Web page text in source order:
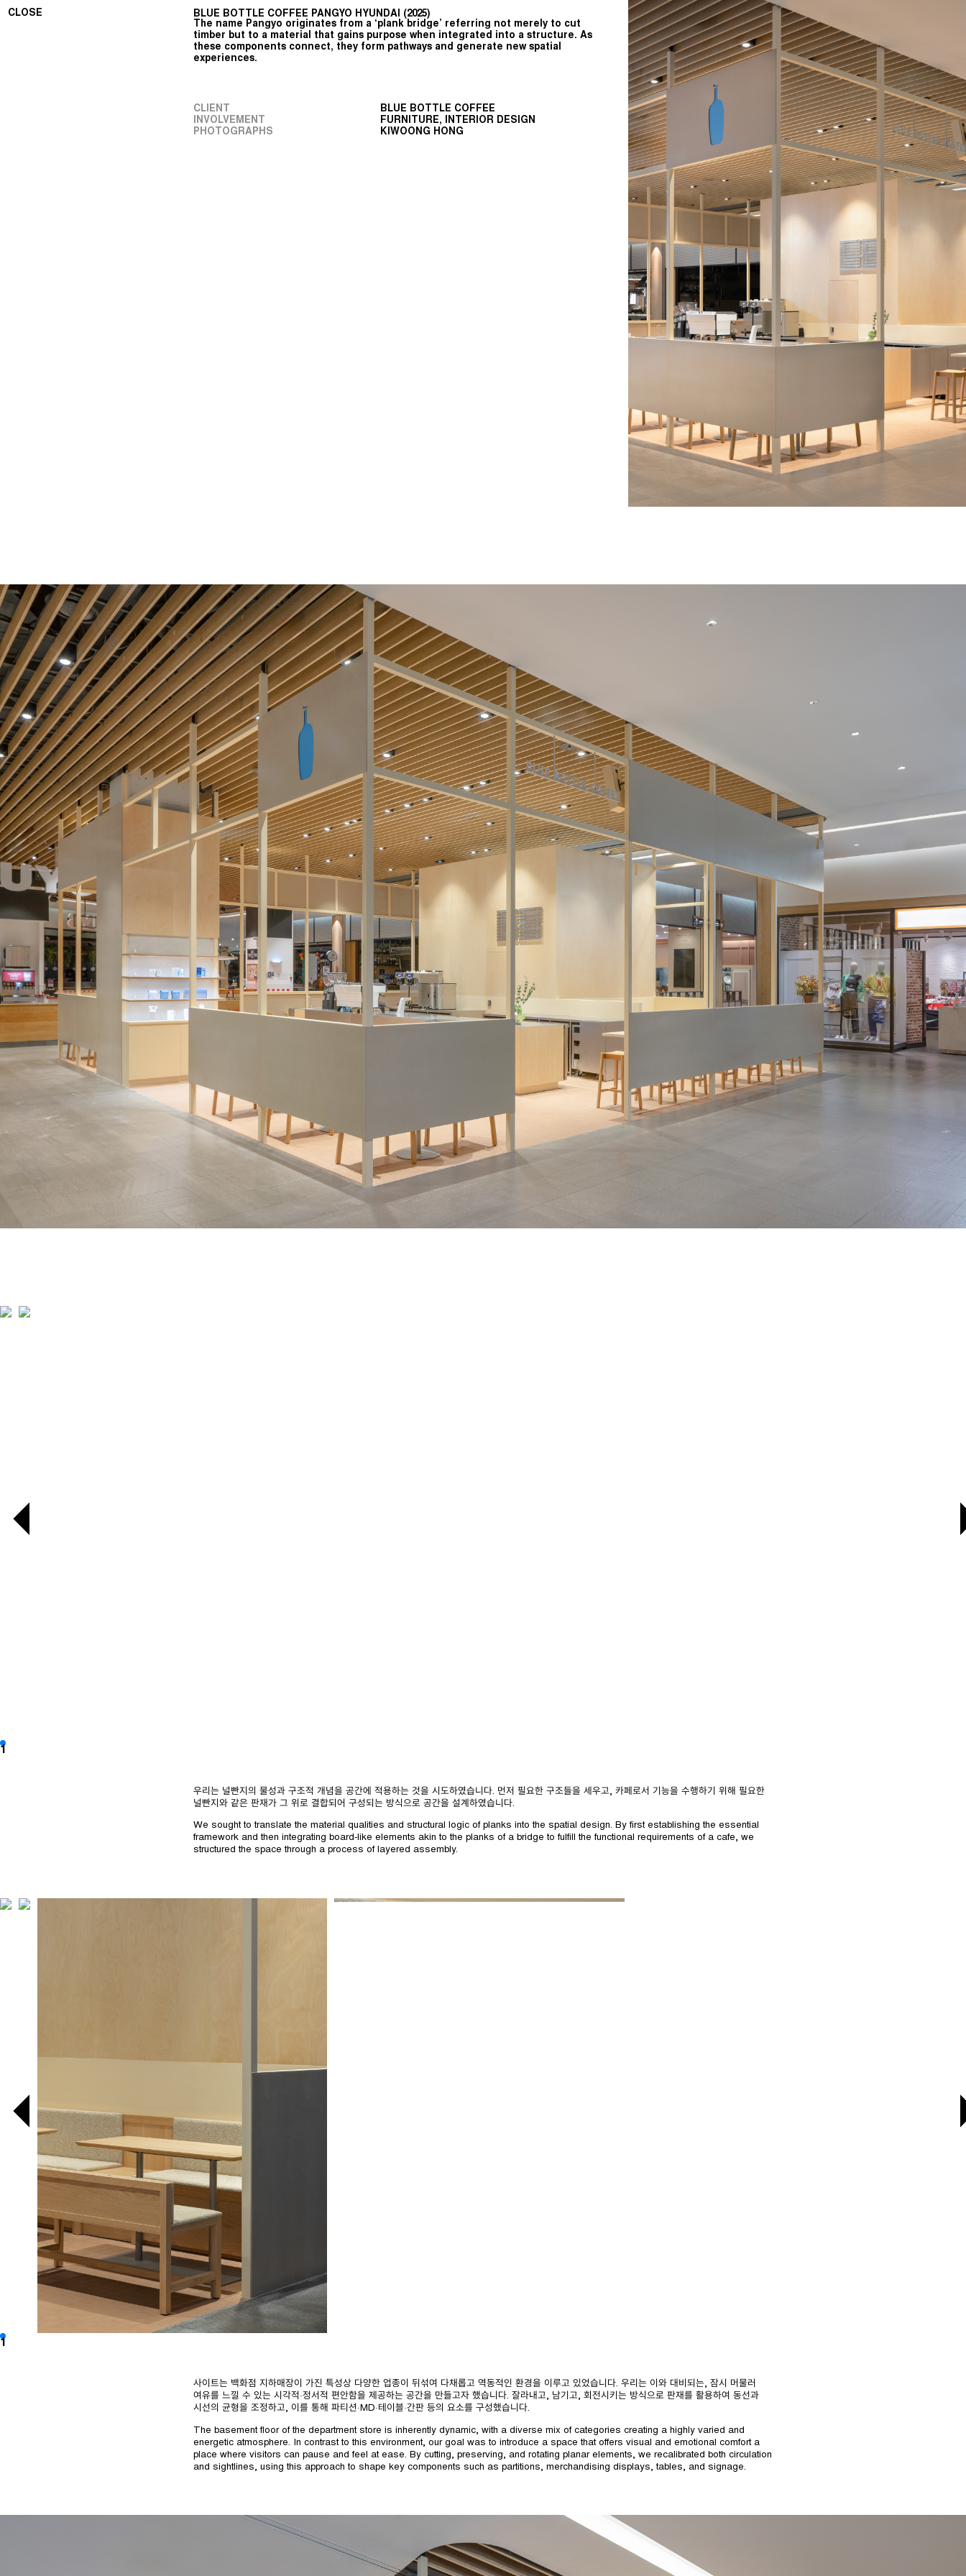
CLOSE BLUE BOTTLE COFFEE PANGYO HYUNDAI (2025)
The name Pangyo originates from a ‘plank bridge’ referring not merely to cut
timber but to a material that gains purpose when integrated into a structure. As
these components connect, they form pathways and generate new spatial
experiences.
CLIENT
BLUE BOTTLE COFFEE
INVOLVEMENT
FURNITURE, INTERIOR DESIGN
PHOTOGRAPHS
KIWOONG HONG
1
우리는 널빤지의 물성과 구조적 개념을 공간에 적용하는 것을 시도하였습니다. 먼저 필요한 구조들을 세우고, 카페로서 기능을 수행하기 위해 필요한
널빤지와 같은 판재가 그 위로 결합되어 구성되는 방식으로 공간을 설계하였습니다.
We sought to translate the material qualities and structural logic of planks into the spatial design. By first establishing the essential
framework and then integrating board-like elements akin to the planks of a bridge to fulfill the functional requirements of a cafe, we
structured the space through a process of layered assembly.
1
사이트는 백화점 지하매장이 가진 특성상 다양한 업종이 뒤섞여 다채롭고 역동적인 환경을 이루고 있었습니다. 우리는 이와 대비되는, 잠시 머물러
여유를 느낄 수 있는 시각적·정서적 편안함을 제공하는 공간을 만들고자 했습니다. 잘라내고, 남기고, 회전시키는 방식으로 판재를 활용하여 동선과
시선의 균형을 조정하고, 이를 통해 파티션·MD·테이블·간판 등의 요소를 구성했습니다.
The basement floor of the department store is inherently dynamic, with a diverse mix of categories creating a highly varied and
energetic atmosphere. In contrast to this environment, our goal was to introduce a space that offers visual and emotional comfort a
place where visitors can pause and feel at ease. By cutting, preserving, and rotating planar elements, we recalibrated both circulation
and sightlines, using this approach to shape key components such as partitions, merchandising displays, tables, and signage.